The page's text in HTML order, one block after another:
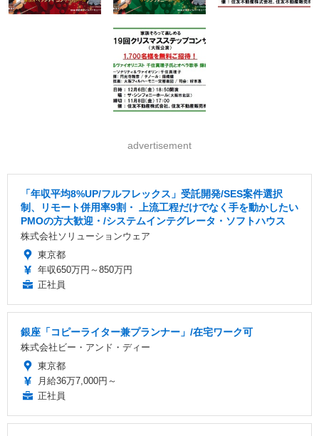
advertisement
「年収平均8%UP/フルフレックス」受託開発/SES案件選択
制、リモート併用率9割・ 上流工程だけでなく手を動かしたい
PMOの方大歓迎・/システムインテグレータ・ソフトハウス
株式会社ソリューションウェア
東京都
年収650万円～850万円
正社員
銀座「コピーライター兼プランナー」/在宅ワーク可
株式会社ビー・アンド・ディー
東京都
月給36万7,000円～
正社員